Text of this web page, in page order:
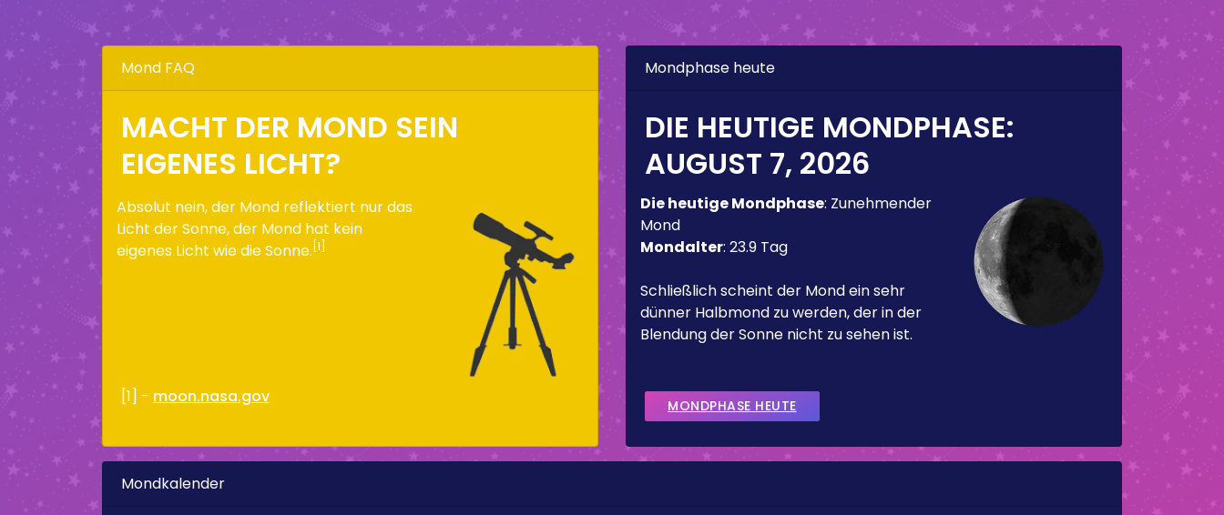
Mond FAQ
MACHT DER MOND SEIN
EIGENES LICHT?
Absolut nein, der Mond reflektiert nur das
Licht der Sonne, der Mond hat kein
eigenes Licht wie die Sonne. [1]
[1] - moon.nasa.gov
Mondphase heute
DIE HEUTIGE MONDPHASE:
AUGUST 7, 2026
Die heutige Mondphase: Zunehmender
Mond
Mondalter: 23.9 Tag
Schließlich scheint der Mond ein sehr
dünner Halbmond zu werden, der in der
Blendung der Sonne nicht zu sehen ist.
MONDPHASE HEUTE
Mondkalender